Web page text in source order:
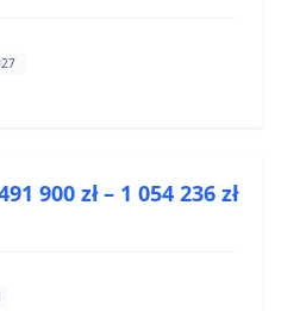
900 zł – 1 054 236 zł